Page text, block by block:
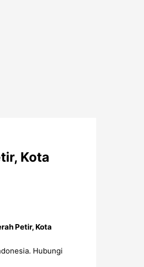
Kota
Petir, Kota
Hubungi